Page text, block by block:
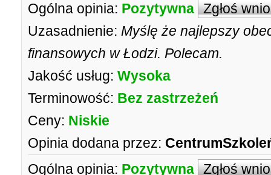
Ogólna opinia: Pozytywna Zgłoś
Uzasadnienie: Myślę że najlepszy
finansowych w Łodzi. Polecam.
Jakość usług: Wysoka
Terminowość: Bez zastrzeżeń
Ceny: Niskie
Opinia dodana przez:
Ogólna opinia: Pozytywna Zgłoś